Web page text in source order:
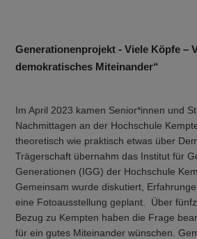
Generationenprojekt - Viele Köpfe –
demokratisches Miteinander“
Im April 2023 kamen Senior*innen und
Nachmittagen an der Hochschule
theoretisch wie praktisch etwas über
Trägerschaft übernahm das Institut für
Generationen (IGG) der Hochschule
Gemeinsam wurde diskutiert,
eine Fotoausstellung geplant.
Über
Bezug zu Kempten haben die Frage
für ein gutes Miteinander wünschen.